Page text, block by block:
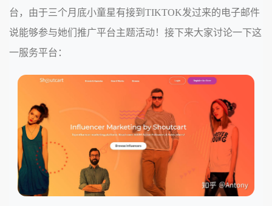
台，由于三个月底小童星有接到TIKTOK发过来的电子邮件
说能够参与她们推广平台主题活动！接下来大家讨论一下这
一服务平台：